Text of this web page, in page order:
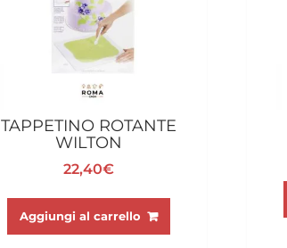
TAPPETINO ROTANTE
WILTON
22,40€
Aggiungi al carrello